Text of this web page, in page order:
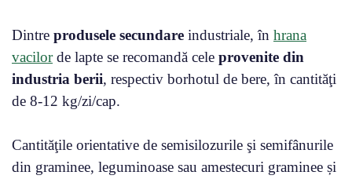
Dintre produsele secundare industriale, în hrana
vacilorde lapte se recomandă cele provenite din
industria berii, respectiv borhotul de bere, în cantităţi
de 8-12 kg/zi/cap.
Cantităţile orientative de semisilozurile şi semifânurile
din graminee, leguminoase sau amestecuri graminee și